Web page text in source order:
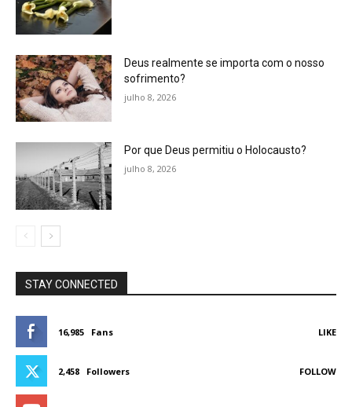
Deus realmente se importa com o nosso
sofrimento?
julho 8, 2026
Por que Deus permitiu o Holocausto?
julho 8, 2026
STAY CONNECTED
16,985 Fans LIKE
2,458 Followers FOLLOW